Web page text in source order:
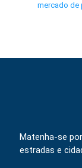
mercado de
Matenha-se
estradas e